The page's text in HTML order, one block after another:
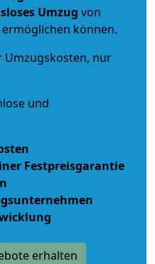
Umzug von
können.
Umzugskosten, nur
und
Festpreisgarantie
erhalten